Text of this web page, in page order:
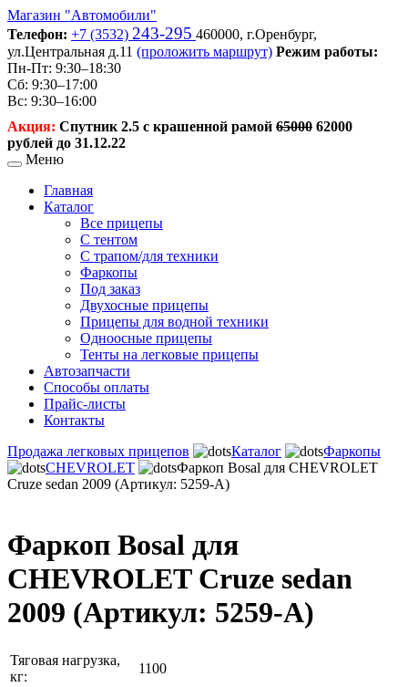
Магазин "Автомобили"
Телефон: +7 (3532) 243-295 460000, г.Оренбург,
ул.Центральная д.11 (проложить маршрут) Режим работы:
Пн-Пт: 9:30–18:30
Сб: 9:30–17:00
Вс: 9:30–16:00
Акция: Спутник 2.5 с крашенной рамой 65000 62000
рублей до 31.12.22
Меню
Главная
Каталог
Все прицепы
С тентом
С трапом/для техники
Фаркопы
Под заказ
Двухосные прицепы
Прицепы для водной техники
Одноосные прицепы
Тенты на легковые прицепы
Автозапчасти
Способы оплаты
Прайс-листы
Контакты
Продажа легковых прицепов
Каталог
Фаркопы
CHEVROLET
Фаркоп Bosal для CHEVROLET
Cruze sedan 2009 (Артикул: 5259-A)
Фаркоп Bosal для
CHEVROLET Cruze sedan
2009 (Артикул: 5259-A)
Тяговая нагрузка,
кг:
1100